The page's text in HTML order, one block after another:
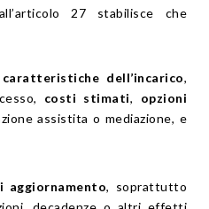
27 stabilisce che
caratteristiche dell’incarico,
costi stimati, opzioni
assistita o mediazione, e
aggiornamento, soprattutto